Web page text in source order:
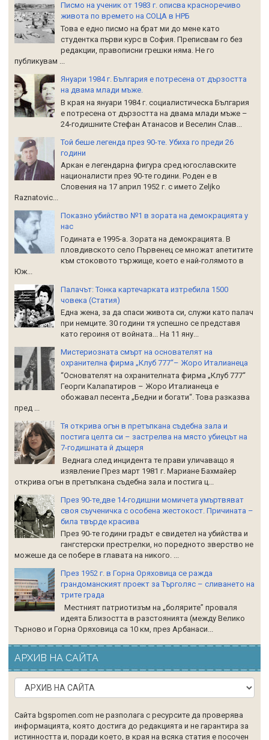
Писмо на ученик от 1983 г. описва красноречиво
живота по времето на СОЦА в НРБ
Това е едно писмо на брат ми до мене като
студентка първи курс в София. Преписвам го без
редакции, правописни грешки няма. Не го
публикувам ...
Януари 1984 г. България е потресена от дързостта
на двама млади мъже.
В края на януари 1984 г. социалистическа България
е потресена от дързостта на двама млади мъже –
24-годишните Стефан Атанасов и Веселин Слав...
Той беше легенда през 90-те. Убиха го преди 26
години
Аркан е легендарна фигура сред югославските
националисти през 90-те години. Роден е в
Словения на 17 април 1952 г. с името Zeljko
Raznatoviс...
Показно убийство №1 в зората на демокрацията у
нас
Годината е 1995-а. Зората на демокрацията. В
пловдивското село Първенец се множат апетитите
към стоковото тържище, което е най-голямото в
Юж...
Палачът: Тонка картечарката изтребила 1500
човека (Статия)
Една жена, за да спаси живота си, служи като палач
при немците. 30 години тя успешно се представя
като героиня от войната... На 11 яну...
Мистериозната смърт на основателят на
охранителна фирма „Клуб 777“– Жоро Италианеца
“Основателят на охранителната фирма „Клуб 777“
Георги Калапатиров – Жоро Италианеца е
обожавал песента „Бедни и богати“. Това разказва
пред ...
Тя открива огън в претъпкана съдебна зала и
постига целта си – застрелва на място убиецът на
7-годишната й дъщеря
Веднага след инцидента те прави уличаващо я
изявление През март 1981 г. Мариане Бахмайер
открива огън в претъпкана съдебна зала и постига ц...
През 90-те,две 14-годишни момичета умъртвяват
своя съученичка с особена жестокост. Причината –
била твърде красива
През 90-те години градът е свидетел на убийства и
гангстерски престрелки, но поредното зверство не
можеше да се побере в главата на никого. ...
През 1952 г. в Горна Оряховица се ражда
грандоманският проект за Търголяс – сливането на
трите града
Местният патриотизъм на „болярите” проваля
идеята Близостта в разстоянията (между Велико
Търново и Горна Оряховица са 10 км, през Арбанаси...
АРХИВ НА САЙТА
Сайта bgspomen.com не разполага с ресурсите да проверява
информацията, която достига до редакцията и не гарантира за
истинността и, поради което, в края на всяка статия е посочен